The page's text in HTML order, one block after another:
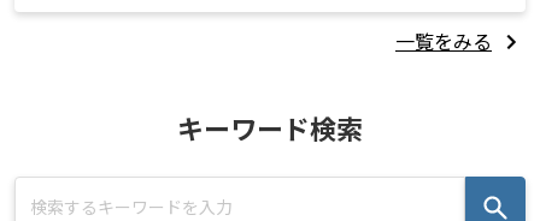
一覧をみる
キーワード検索